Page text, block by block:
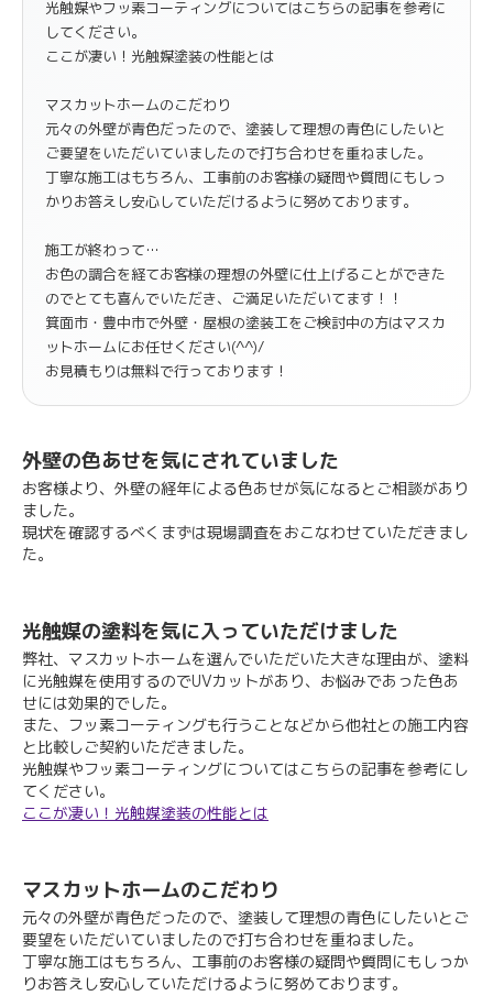
光触媒やフッ素コーティングについてはこちらの記事を参考に
してください。
ここが凄い！光触媒塗装の性能とは
マスカットホームのこだわり
元々の外壁が青色だったので、塗装して理想の青色にしたいと
ご要望をいただいていましたので打ち合わせを重ねました。
丁寧な施工はもちろん、工事前のお客様の疑問や質問にもしっ
かりお答えし安心していただけるように努めております。
施工が終わって…
お色の調合を経てお客様の理想の外壁に仕上げることができた
のでとても喜んでいただき、ご満足いただいてます！！
箕面市・豊中市で外壁・屋根の塗装工をご検討中の方はマスカ
ットホームにお任せください(^^)/
お見積もりは無料で行っております！
外壁の色あせを気にされていました
お客様より、外壁の経年による色あせが気になるとご相談があり
ました。
現状を確認するべくまずは現場調査をおこなわせていただきまし
た。
光触媒の塗料を気に入っていただけました
弊社、マスカットホームを選んでいただいた大きな理由が、塗料
に光触媒を使用するのでUVカットがあり、お悩みであった色あ
せには効果的でした。
また、フッ素コーティングも行うことなどから他社との施工内容
と比較しご契約いただきました。
光触媒やフッ素コーティングについてはこちらの記事を参考にし
てください。
ここが凄い！光触媒塗装の性能とは
マスカットホームのこだわり
元々の外壁が青色だったので、塗装して理想の青色にしたいとご
要望をいただいていましたので打ち合わせを重ねました。
丁寧な施工はもちろん、工事前のお客様の疑問や質問にもしっか
りお答えし安心していただけるように努めております。